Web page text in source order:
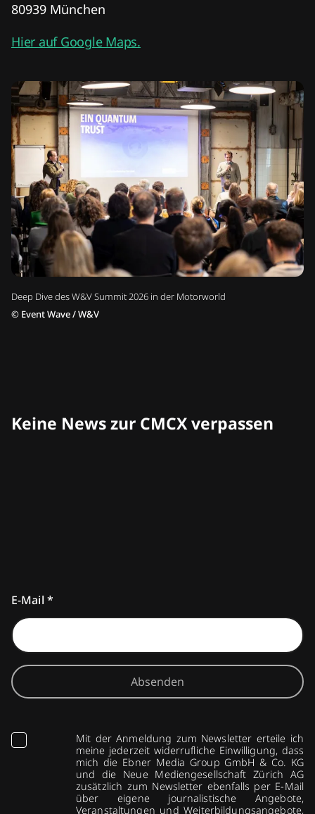
Deep Dive des W&V Summit 2026 in der Motorworld
© Event Wave / W&V
80939 München
Hier auf Google Maps.
Keine News zur CMCX verpassen
E-Mail *
Absenden
Mit der Anmeldung zum Newsletter erteile ich
meine jederzeit widerrufliche Einwilligung, dass
mich die Ebner Media Group GmbH & Co. KG
und die Neue Mediengesellschaft Zürich AG
zusätzlich zum Newsletter ebenfalls per E-Mail
über eigene journalistische Angebote,
Veranstaltungen und Weiterbildungsangebote,